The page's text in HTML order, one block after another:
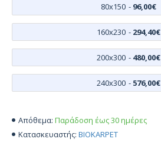
Απόθεμα: Παράδοση έως 30 ημέρες
Κατασκευαστής: BIOKARPET
80x150 - 96,00€
160x230 - 294,40€
200x300 - 480,00€
240x300 - 576,00€